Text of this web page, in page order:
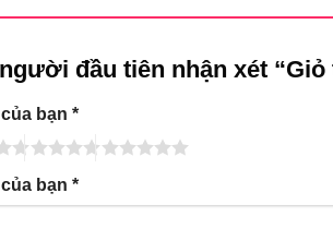
đầu tiên nhận xét “Giỏ
bạn *
bạn *